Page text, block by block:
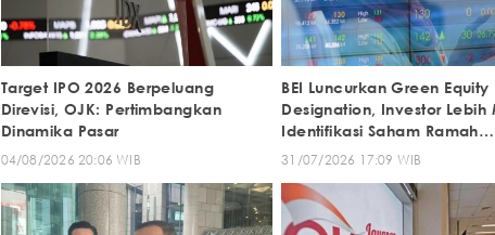
Target IPO 2026 Berpeluang
Direvisi, OJK: Pertimbangkan
Dinamika Pasar
04/08/2026 20:06 WIB
BEI Luncurkan Green Equity
Designation, Investor Lebih
Identifikasi Saham Ramah
Lingkungan
31/07/2026 17:09 WIB